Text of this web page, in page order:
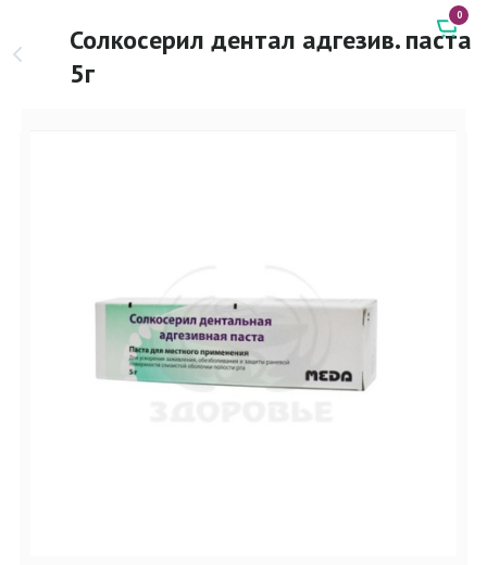
Солкосерил дентал адгезив. паста
5г
0